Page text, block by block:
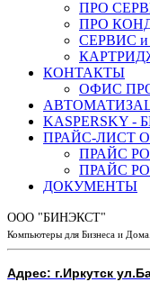
ПРО
ПРО
СЕРВИС
КОНТАКТЫ
ОФИС
KASPERSKY -
ПРАЙС-ЛИСТ
ПРАЙС
ПРАЙС
ДОКУМЕНТЫ
ООО "БИНЭКСТ"
Компьютеры для Бизнеса и Дома.
Адрес: г.Иркутск